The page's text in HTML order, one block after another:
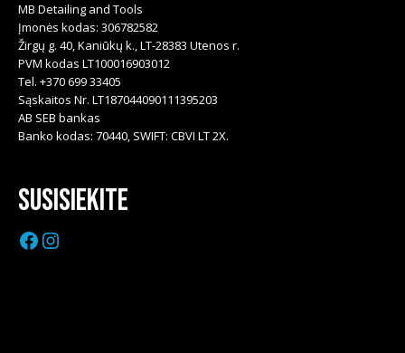
MB Detailing and Tools
Įmonės kodas: 306782582
Žirgų g. 40, Kaniūkų k., LT-28383 Utenos r.
PVM kodas LT100016903012
Tel. +370 699 33405
Sąskaitos Nr. LT187044090111395203
AB SEB bankas
Banko kodas: 70440, SWIFT: CBVI LT 2X.
Susisiekite
Facebook
Instagram